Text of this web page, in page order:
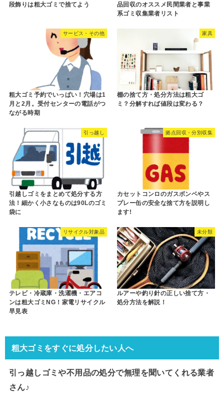
段飾りは粗大ゴミで捨てよう
品回収のオススメ民間業者と事業
系ゴミ収集業者リスト
サービス・その他
粗大ゴミ予約でいっぱい！穴場は1
月と2月。受付センターの電話がつ
ながる時期
家具
棚の捨て方・処分方法は粗大ゴ
ミ？分解すれば値段は変わる？
引っ越し
引越しゴミをまとめて処分する方
法！細かく小さなものは90Lのゴミ
袋に
拠点回収・分別収集
カセットコンロのガスボンベやス
プレー缶の安全な捨て方を説明し
ます!
リサイクル対象品
テレビ・冷蔵庫・洗濯機・エアコ
ンは粗大ゴミNG！家電リサイクル
早見表
未分類
ルアーや釣り針の正しい捨て方・
処分方法を解説！
粗大ゴミをすぐに処分したい人へ
引っ越しゴミや不用品の処分で無理を聞いてくれる業者
さん♪